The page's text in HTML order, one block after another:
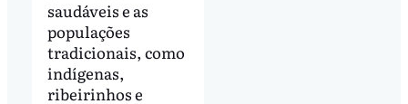
saudáveis e as
populações
tradicionais, como
indígenas,
ribeirinhos e